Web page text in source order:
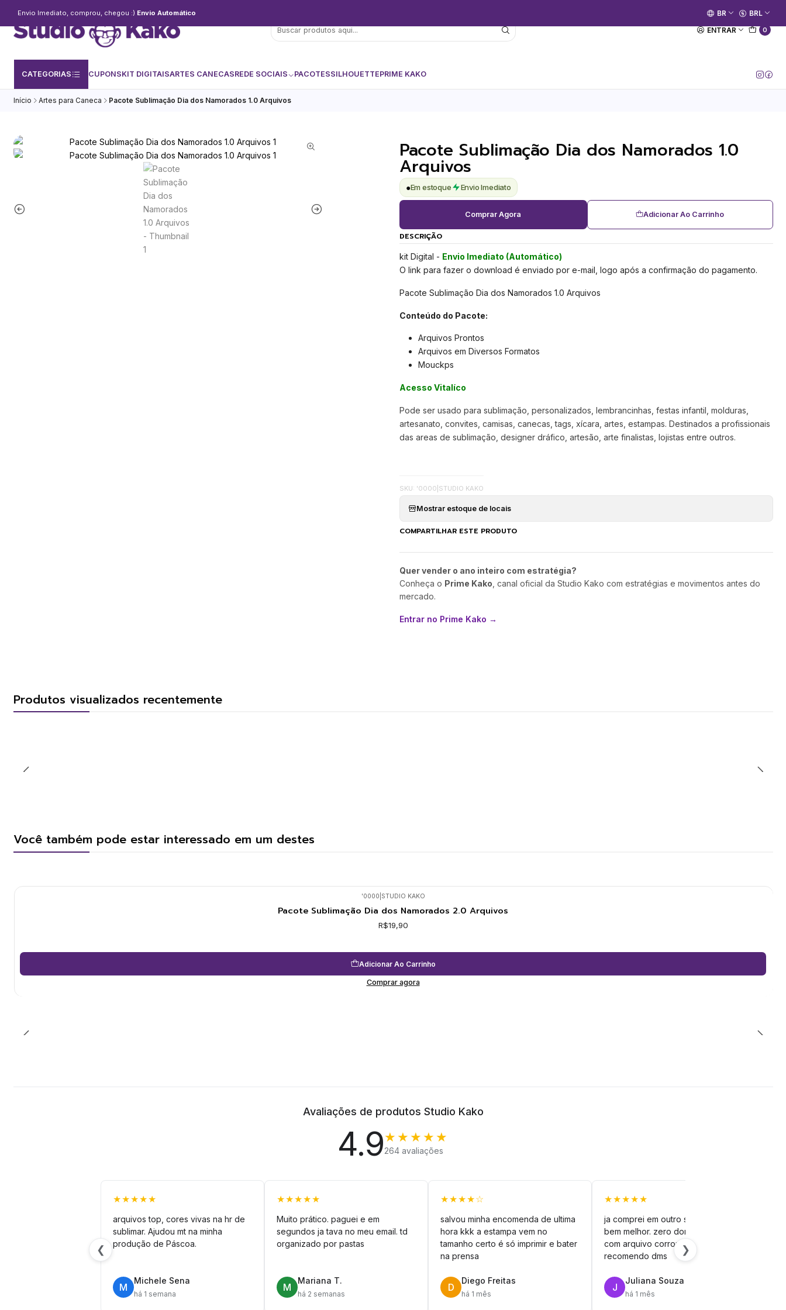
ENTRAR 0
CATEGORIAS CUPONSKIT DIGITAISARTES CANECASREDE SOCIAIS PACOTESSILHOUETTEPRIME KAKO
Envio Imediato, comprou, chegou :) Envio Automático [Entrar no Canal]
BR BRL
Início Artes para Caneca Pacote Sublimação Dia dos Namorados 1.0 Arquivos
Pacote Sublimação Dia dos Namorados 1.0
Arquivos
●Em estoque Envio Imediato
Adicionar Ao Carrinho
Comprar Agora
DESCRIÇÃO
kit Digital - Envio Imediato (Automático)
O link para fazer o download é enviado por e-mail, logo após a confirmação do pagamento.
Pacote Sublimação Dia dos Namorados 1.0 Arquivos
Conteúdo do Pacote:
Arquivos Prontos
Arquivos em Diversos Formatos
Mouckps
Acesso Vitalíco
Pode ser usado para sublimação, personalizados, lembrancinhas, festas infantil, molduras,
artesanato, convites, camisas, canecas, tags, xícara, artes, estampas. Destinados a profissionais
das areas de sublimação, designer dráfico, artesão, arte finalistas, lojistas entre outros.
SKU: '0000 STUDIO KAKO
Mostrar estoque de locais
COMPARTILHAR ESTE PRODUTO
Quer vender o ano inteiro com estratégia?
Conheça o Prime Kako , canal oficial da Studio Kako com estratégias e movimentos antes do
mercado.
Entrar no Prime Kako →
Produtos visualizados recentemente
Você também pode estar interessado em um destes
'0000 STUDIO KAKO
Pacote Sublimação Dia dos Namorados 2.0 Arquivos
R$19,90
Adicionar Ao Carrinho
Comprar agora
Avaliações de produtos Studio Kako
4.9★★★★★
264 avaliações
❮
★★★★★
arquivos top, cores vivas na hr de
sublimar. Ajudou mt na minha
produção de Páscoa.
M
Michele Sena
há 1 semana
★★★★★
Muito prático. paguei e em
segundos ja tava no meu email. td
organizado por pastas
M
Mariana T.
há 2 semanas
★★★★☆
salvou minha encomenda de ultima
hora kkk a estampa vem no
tamanho certo é só imprimir e bater
na prensa
D
Diego Freitas
há 1 mês
★★★★★
ja comprei em outro site mas esse é
bem melhor. zero dor de cabeça
com arquivo corrompido.
recomendo dms
J
Juliana Souza
há 1 mês
❯